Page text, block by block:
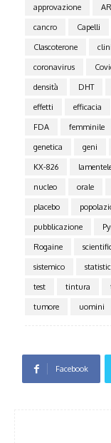
approvazione
AR
cancro
Capelli
Clascoterone
coronavirus
densità
DHT
effetti
efficacia
FDA
femminile
genetica
geni
KX-826
nucleo
orale
placebo
pubblicazione
Rogaine
sistemico
test
tintura
tumore
uomini
Facebook